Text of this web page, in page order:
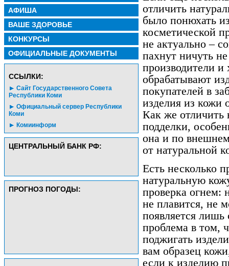
АФИША
ВАШЕ ЗДОРОВЬЕ
КОНКУРСЫ
ОФИЦИАЛЬНЫЕ ДОКУМЕНТЫ
CСЫЛКИ:
Сайт Государственного Совета
Республики Коми
Официальный сервер Республики
Коми
Комиинформ
ЦЕНТРАЛЬНЫЙ БАНК РФ:
ПРОГНОЗ ПОГОДЫ:
отличить
было понюхать
косметической
не актуально –
пахнут ничуть
производители
обрабатывают
покупателей в
изделия из кожи
Как же отличить
подделки,
она и по
от натуральной
Есть несколько
натуральную
проверка огнем:
не плавится, не
появляется
проблема в том,
поджигать
вам образец
если к изделию